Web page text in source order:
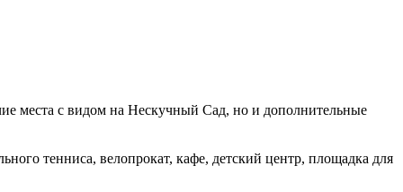
места с видом на Нескучный Сад, но и дополнительные
тенниса, велопрокат, кафе, детский центр, площадка для